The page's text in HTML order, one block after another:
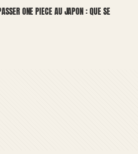
ONE PIECE AU JAPON : QUE SE